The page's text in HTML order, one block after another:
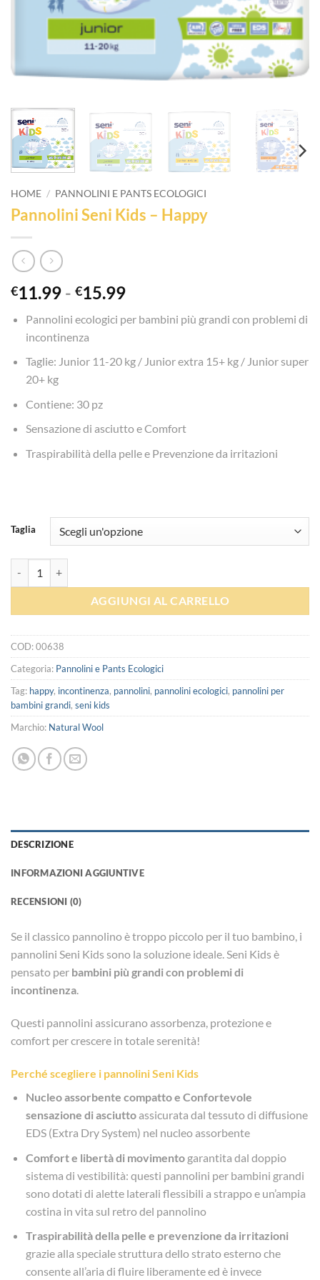
HOME / PANNOLINI E PANTS ECOLOGICI
Pannolini Seni Kids – Happy
€11.99 - €15.99Fascia
prezzo:
€11.99
Pannolini ecologici per bambini più grandi con problemi di
incontinenza
Taglie: Junior 11-20 kg / Junior extra 15+ kg / Junior super
20+ kg
Contiene: 30 pz
Sensazione di asciutto e Comfort
Traspirabilità della pelle e Prevenzione da irritazioni
Taglia
AGGIUNGI AL CARRELLO
COD:00638
Categoria: Pannolini e Pants Ecologici
Tag: happy, incontinenza, pannolini, pannolini ecologici, pannolini per
bambini grandi, seni kids
Marchio: Natural Wool
DESCRIZIONE
INFORMAZIONI AGGIUNTIVE
RECENSIONI (0)
Se il classico pannolino è troppo piccolo per il tuo bambino, i
pannolini Seni Kids sono la soluzione ideale. Seni Kids è
pensato per bambini più grandi con problemi di
incontinenza.
Questi pannolini assicurano assorbenza, protezione e
comfort per crescere in totale serenità!
Perché scegliere i pannolini Seni Kids
Nucleo assorbente compatto e Confortevole
sensazione di asciuttoassicurata dal tessuto di diffusione
EDS (Extra Dry System) nel nucleo assorbente
Comfort e libertà di movimentogarantita dal doppio
sistema di vestibilità: questi pannolini per bambini grandi
sono dotati di alette laterali flessibili a strappo e un’ampia
costina in vita sul retro del pannolino
Traspirabilità della pelle e prevenzione da irritazioni
grazie alla speciale struttura dello strato esterno che
consente all’aria di fluire liberamente ed è invece